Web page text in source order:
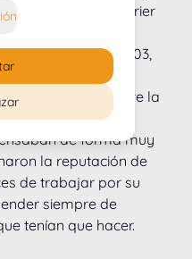
con el Bull Terrier
estableció en 1903,
llamado Robert
muchos libros sobre la
perros. Los
de forma muy
la reputación de
de trabajar por su
siempre de
tenían que hacer.